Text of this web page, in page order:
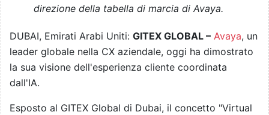
direzione della tabella di marcia di Avaya.
DUBAI, Emirati Arabi Uniti: GITEX GLOBAL – Avaya, un
leader globale nella CX aziendale, oggi ha dimostrato
la sua visione dell'esperienza cliente coordinata
dall'IA.
Esposto al GITEX Global di Dubai, il concetto "Virtual